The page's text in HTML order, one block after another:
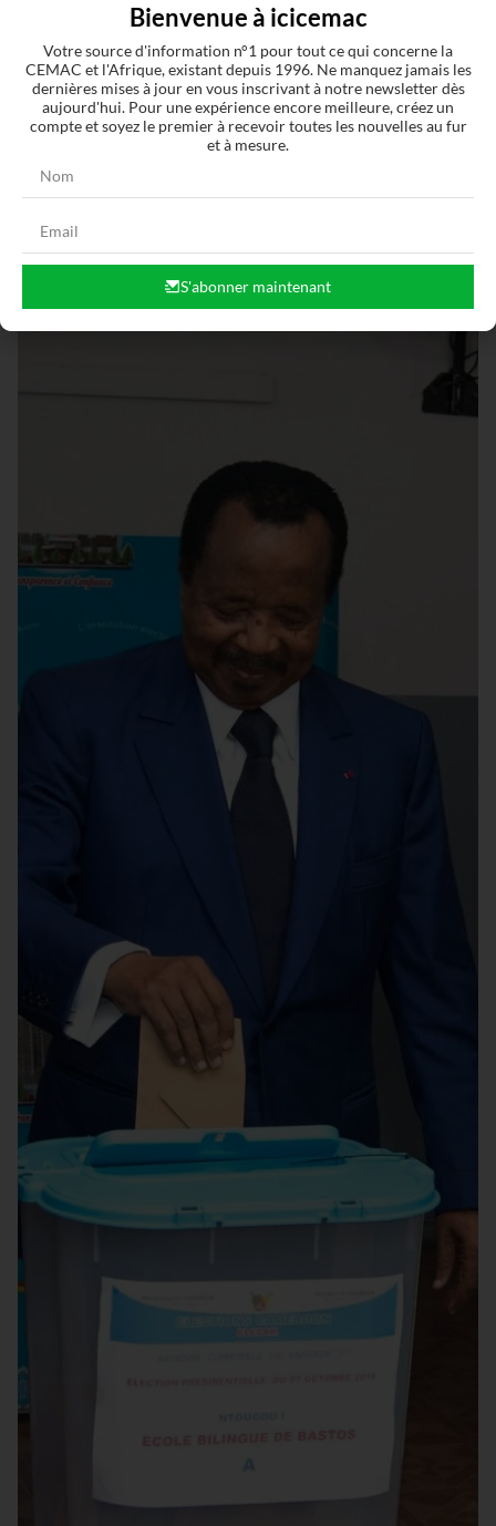
Articles similaires
Bienvenue à icicemac
Votre source d'information n°1 pour tout ce qui concerne la
CEMAC et l'Afrique, existant depuis 1996. Ne manquez jamais les
dernières mises à jour en vous inscrivant à notre newsletter dès
aujourd'hui. Pour une expérience encore meilleure, créez un
compte et soyez le premier à recevoir toutes les nouvelles au fur
et à mesure.
S'abonner maintenant